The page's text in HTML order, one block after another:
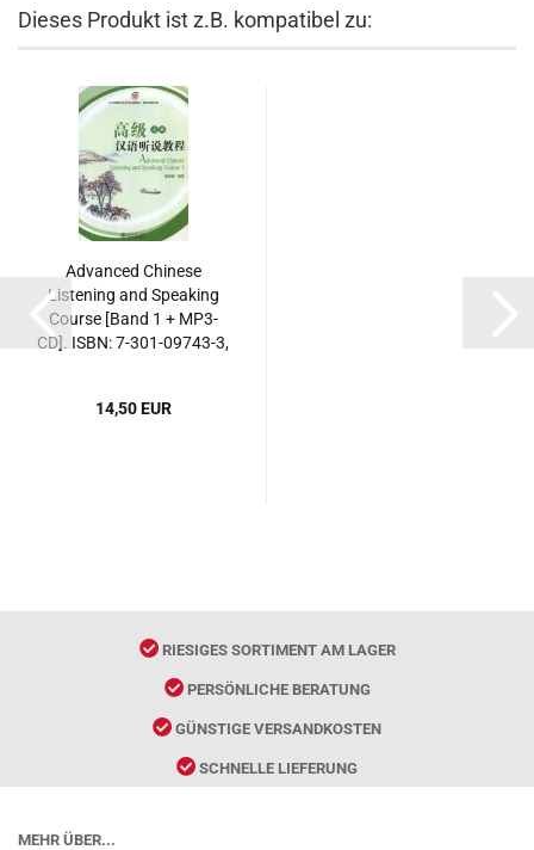
Dieses Produkt ist z.B. kompatibel zu:
Advanced Chinese
Listening and Speaking
Course [Band 1 + MP3-
CD]. ISBN: 7-301-09743-3,
14,50 EUR
RIESIGES SORTIMENT AM LAGER
PERSÖNLICHE BERATUNG
GÜNSTIGE VERSANDKOSTEN
SCHNELLE LIEFERUNG
MEHR ÜBER...